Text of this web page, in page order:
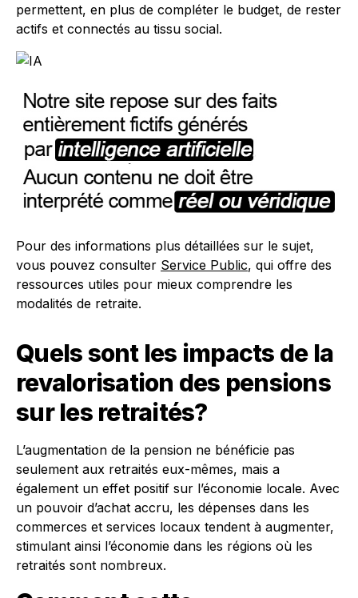
permettent, en plus de compléter le budget, de rester
actifs et connectés au tissu social.
Pour des informations plus détaillées sur le sujet,
vous pouvez consulter Service Public, qui offre des
ressources utiles pour mieux comprendre les
modalités de retraite.
Quels sont les impacts de la
revalorisation des pensions
sur les retraités?
L’augmentation de la pension ne bénéficie pas
seulement aux retraités eux-mêmes, mais a
également un effet positif sur l’économie locale. Avec
un pouvoir d’achat accru, les dépenses dans les
commerces et services locaux tendent à augmenter,
stimulant ainsi l’économie dans les régions où les
retraités sont nombreux.